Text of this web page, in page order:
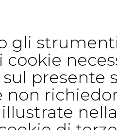
gli
cookie
presente
non